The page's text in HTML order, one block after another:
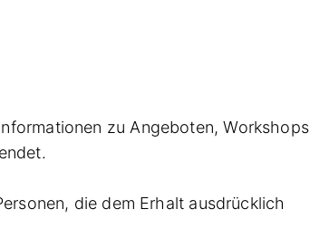
zu Angeboten, Workshops
die dem Erhalt ausdrücklich